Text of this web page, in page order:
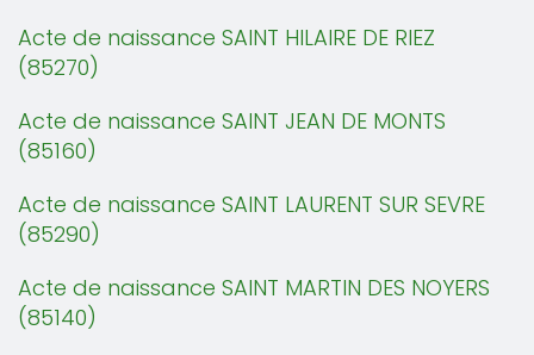
Acte de naissance SAINT HILAIRE DE RIEZ
(85270)
Acte de naissance SAINT JEAN DE MONTS
(85160)
Acte de naissance SAINT LAURENT SUR SEVRE
(85290)
Acte de naissance SAINT MARTIN DES NOYERS
(85140)